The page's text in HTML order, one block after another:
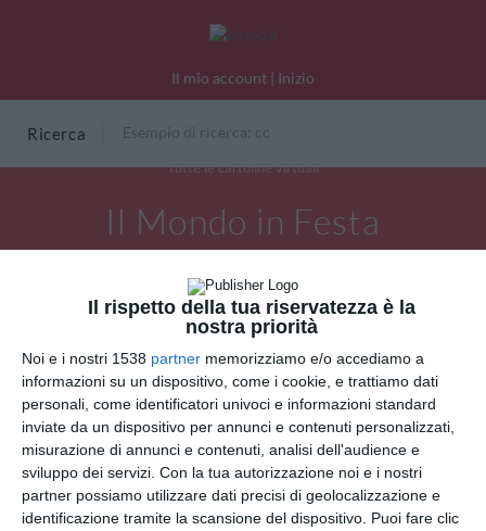
Il rispetto della tua riservatezza è la
nostra priorità
Noi e i nostri 1538 partner memorizziamo e/o accediamo a
informazioni su un dispositivo, come i cookie, e trattiamo dati
personali, come identificatori univoci e informazioni standard
inviate da un dispositivo per annunci e contenuti personalizzati,
misurazione di annunci e contenuti, analisi dell'audience e
sviluppo dei servizi. Con la tua autorizzazione noi e i nostri
partner possiamo utilizzare dati precisi di geolocalizzazione e
identificazione tramite la scansione del dispositivo. Puoi fare clic
Il mio account | Inizio
Ricerca
Tutte le cartoline virtuali
Il Mondo in Festa
INVIA QUESTA CARTOLINA